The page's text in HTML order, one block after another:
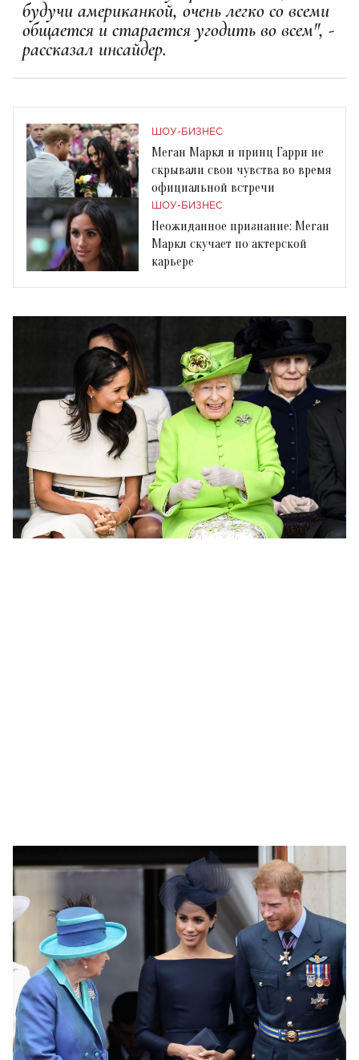
будучи американкой, очень легко со всеми
общается и старается угодить во всем", -
рассказал инсайдер.
ШОУ-БИЗНЕС
Меган Маркл и принц Гарри не
скрывали свои чувства во время
официальной встречи
ШОУ-БИЗНЕС
Неожиданное признание: Меган
Маркл скучает по актерской
карьере